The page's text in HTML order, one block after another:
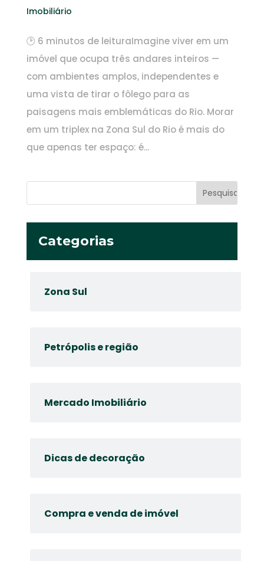
Imobiliário
🕑 6 minutos de leituraImagine viver em um
imóvel que ocupa três andares inteiros —
com ambientes amplos, independentes e
uma vista de tirar o fôlego para as
paisagens mais emblemáticas do Rio. Morar
em um triplex na Zona Sul do Rio é mais do
que apenas ter espaço: é...
Categorias
Zona Sul
Petrópolis e região
Mercado Imobiliário
Dicas de decoração
Compra e venda de imóvel